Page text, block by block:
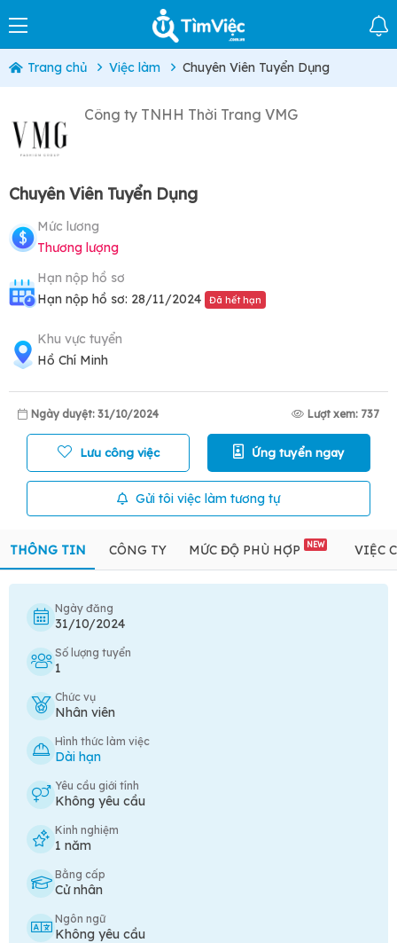
Trang chủ Việc làm Chuyên Viên Tuyển Dụng
Công ty TNHH Thời Trang VMG
Chuyên Viên Tuyển Dụng
Mức lương
Thương lượng
Hạn nộp hồ sơ
Hạn nộp hồ sơ: 28/11/2024
Đã hết hạn
Khu vực tuyển
Hồ Chí Minh
Ngày duyệt: 31/10/2024 Lượt xem: 737
Lưu công việc Ứng tuyển ngay
Gửi tôi việc làm tương tự
THÔNG TIN CÔNG TY MỨC ĐỘ PHÙ HỢP NEW VIỆC
Ngày đăng
31/10/2024
Số lượng tuyển
1
Chức vụ
Nhân viên
Hình thức làm việc
Dài hạn
Yêu cầu giới tính
Không yêu cầu
Kinh nghiệm
1 năm
Bằng cấp
Cử nhân
Ngôn ngữ
Không yêu cầu